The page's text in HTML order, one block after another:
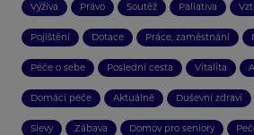
Výživa Právo Soutěž Paliativa
Pojištění Dotace Práce, zaměstnání
Péče o sebe Poslední cesta Vitalita
Domácí péče Aktuálně Duševní zdraví
Slevy Zábava Domov pro seniory